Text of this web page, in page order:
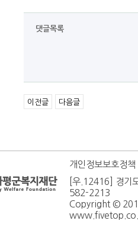
댓글목록
이전글 다음글
개인정보보호정책
[우.12416] 경
582-2213
Copyright ©